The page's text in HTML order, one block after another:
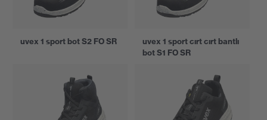
uvex 1 sport bot S2 FO SR
uvex 1 sport cırt cırt bantlı
bot S1 FO SR